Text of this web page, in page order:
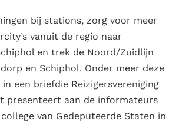
bij stations, zorg voor meer
vanuit de regio naar
en trek de Noord/Zuidlijn
en Schiphol. Onder meer deze
een briefdie Reizigersvereniging
presenteert aan de informateurs
van Gedeputeerde Staten in